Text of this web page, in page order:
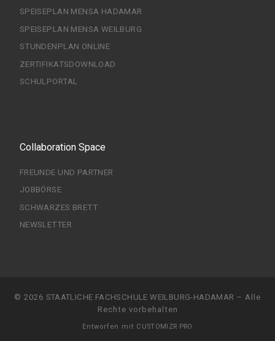
SPEISEPLAN MENSA HADAMAR
SPEISEPLAN MENSA WEILBURG
STUNDENPLAN ONLINE
ZERTIFIKATSDOWNLOAD
SCHULPORTAL
Collaboration Space
FREUNDE UND PARTNER
JOBBÖRSE
SCHWARZES BRETT
NEWSLETTER
© 2026 STAATLICHE FACHSCHULE WEILBURG-HADAMAR – Alle
Rechte vorbehalten
Entworfen mit CUSTOMIZR PRO